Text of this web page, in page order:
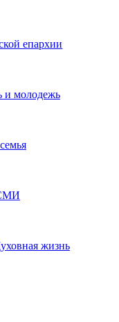
епархии
и молодежь
жизнь